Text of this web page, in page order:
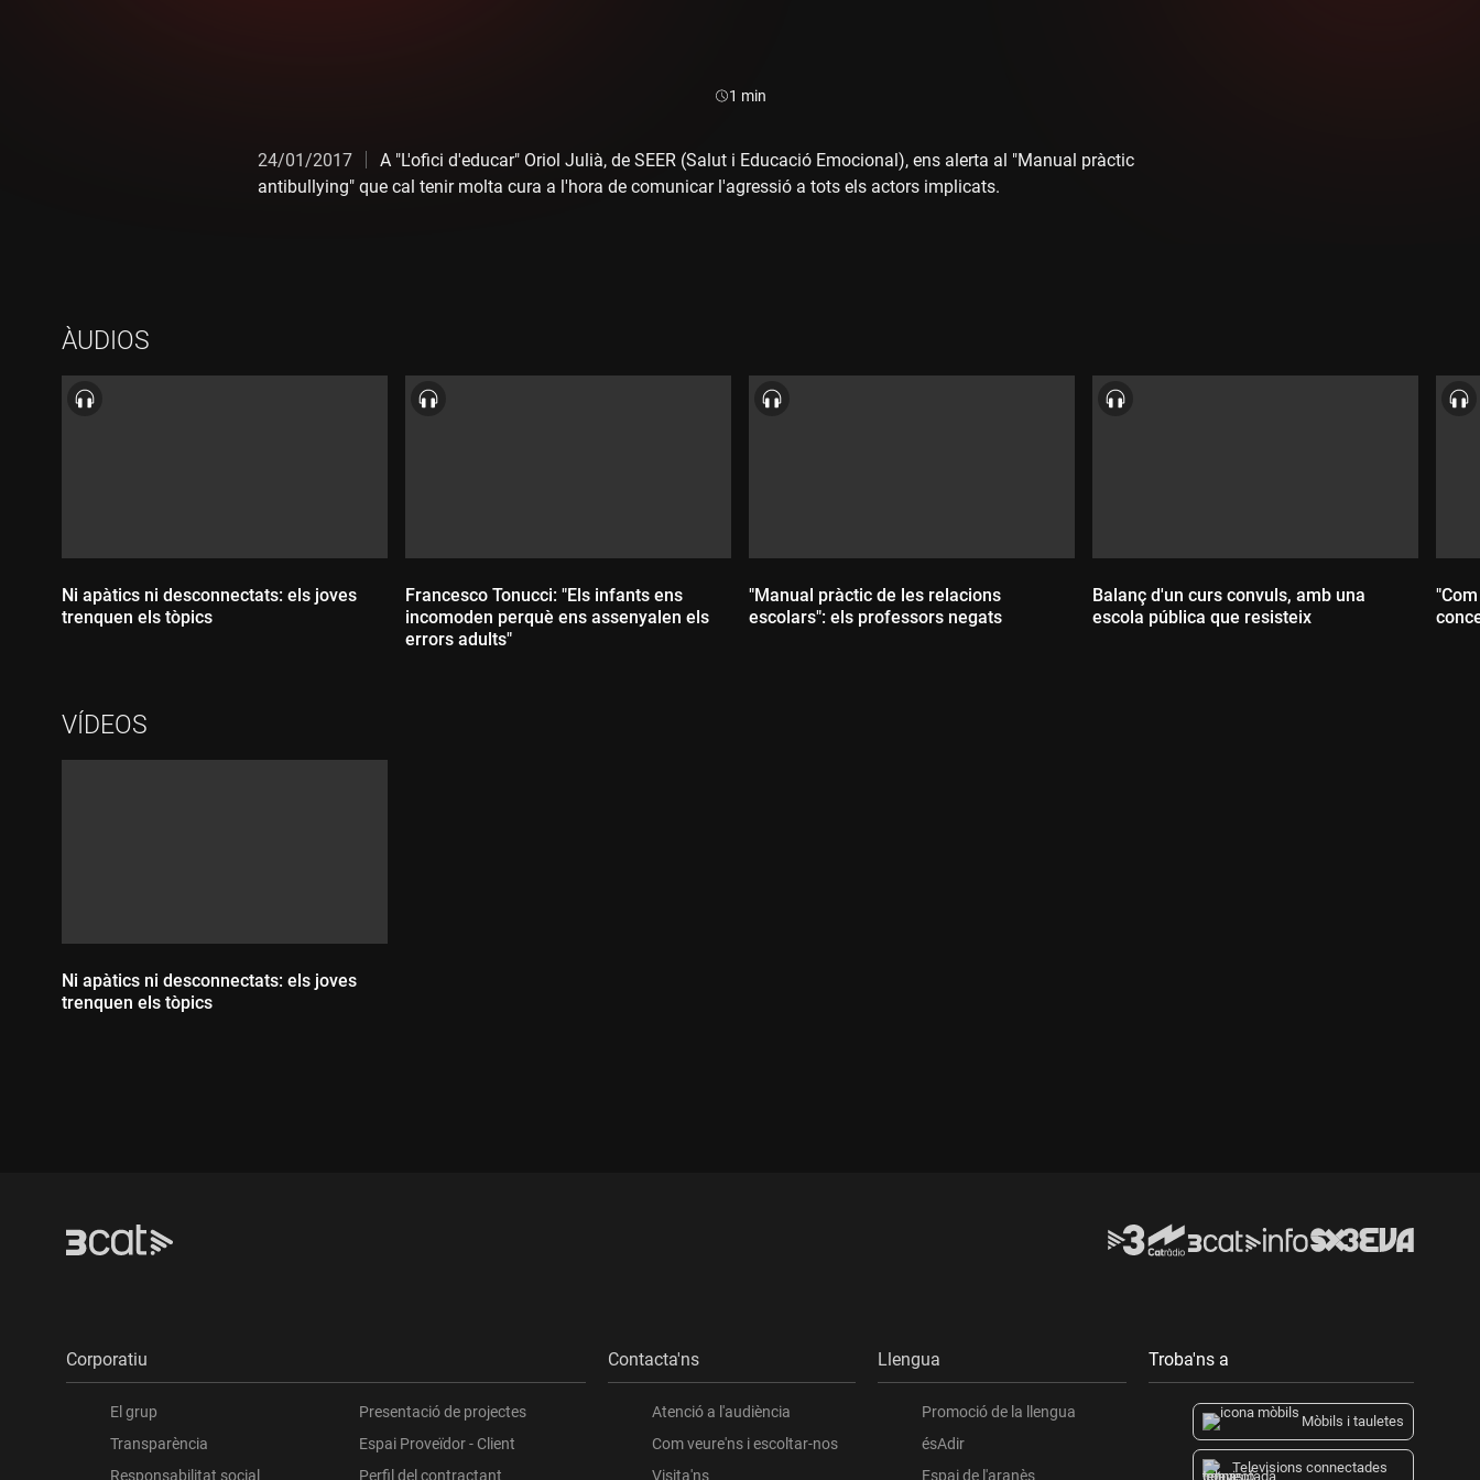
Durada:
1 min
24/01/2017
A "L'ofici d'educar" Oriol Julià, de SEER (Salut i Educació Emocional), ens alerta al "Manual pràctic
antibullying" que cal tenir molta cura a l'hora de comunicar l'agressió a tots els actors implicats.
ÀUDIOS
Ni apàtics ni desconnectats: els joves
trenquen els tòpics
Francesco Tonucci: "Els infants ens
incomoden perquè ens assenyalen els
errors adults"
"Manual pràctic de les relacions
escolars": els professors negats
Balanç d'un curs convuls, amb una
escola pública que resisteix
VÍDEOS
Ni apàtics ni desconnectats: els joves
trenquen els tòpics
Corporatiu
El grup
Transparència
Responsabilitat social
Presentació de projectes
Espai Proveïdor - Client
Perfil del contractant
Contacta'ns
Atenció a l'audiència
Com veure'ns i escoltar-nos
Visita'ns
Llengua
Promoció de la llengua
ésAdir
Espai de l'aranès
Troba'ns a
Mòbils i tauletes
Televisions connectades